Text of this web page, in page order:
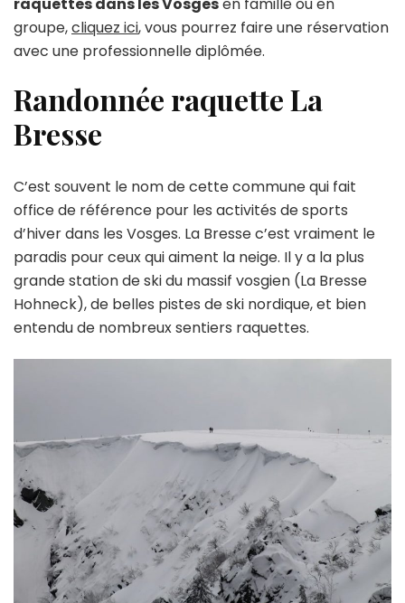
raquettes dans les Vosgesen famille ou en
groupe,cliquez ici, vous pourrez faire une réservation
avec une professionnelle diplômée.
Randonnée raquette La
Bresse
C’est souvent le nom de cette commune qui fait
office de référence pour les activités de sports
d’hiver dans les Vosges. La Bresse c’est vraiment le
paradis pour ceux qui aiment la neige. Il y a la plus
grande station de ski du massif vosgien (La Bresse
Hohneck), de belles pistes de ski nordique, et bien
entendu de nombreux sentiers raquettes.